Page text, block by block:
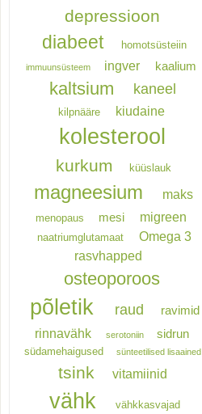
depressioon
diabeet homotsüsteiin
immuunsüsteem ingver kaalium
kaltsium kaneel
kilpnääre kiudaine
kolesterool
kurkum küüslauk
magneesium maks
menopaus mesi migreen
naatriumglutamaat
Omega 3
rasvhapped
osteoporoos
põletik raud ravimid
rinnavähk serotoniin sidrun
südamehaigused sünteetilised lisaained
tsink vitamiinid
vähk vähkkasvajad